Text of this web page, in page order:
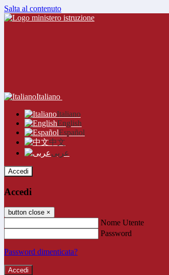
Salta al contenuto
Italiano
Italiano
English
Español
中文
عربى
Accedi
Accedi
button close ×
Nome Utente
Password
Password dimenticata?